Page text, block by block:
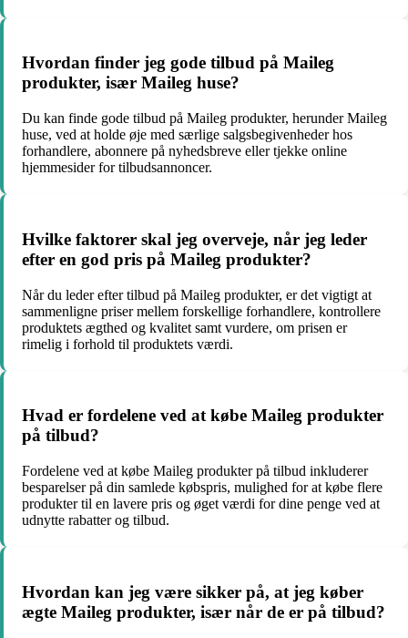
Hvordan finder jeg gode tilbud på Maileg
produkter, især Maileg huse?
Du kan finde gode tilbud på Maileg produkter, herunder Maileg
huse, ved at holde øje med særlige salgsbegivenheder hos
forhandlere, abonnere på nyhedsbreve eller tjekke online
hjemmesider for tilbudsannoncer.
Hvilke faktorer skal jeg overveje, når jeg leder
efter en god pris på Maileg produkter?
Når du leder efter tilbud på Maileg produkter, er det vigtigt at
sammenligne priser mellem forskellige forhandlere, kontrollere
produktets ægthed og kvalitet samt vurdere, om prisen er
rimelig i forhold til produktets værdi.
Hvad er fordelene ved at købe Maileg produkter
på tilbud?
Fordelene ved at købe Maileg produkter på tilbud inkluderer
besparelser på din samlede købspris, mulighed for at købe flere
produkter til en lavere pris og øget værdi for dine penge ved at
udnytte rabatter og tilbud.
Hvordan kan jeg være sikker på, at jeg køber
ægte Maileg produkter, især når de er på tilbud?